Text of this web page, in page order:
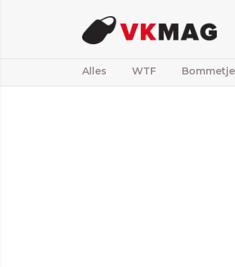
Alles WTF Bommetje